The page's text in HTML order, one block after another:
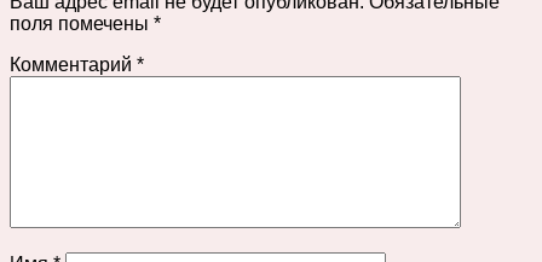
поля помечены *
Комментарий *